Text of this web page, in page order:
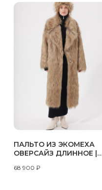
ПАЛЬТО ИЗ ЭКОМЕХА
ОВЕРСАЙЗ ДЛИННОЕ |
68 900 ₽